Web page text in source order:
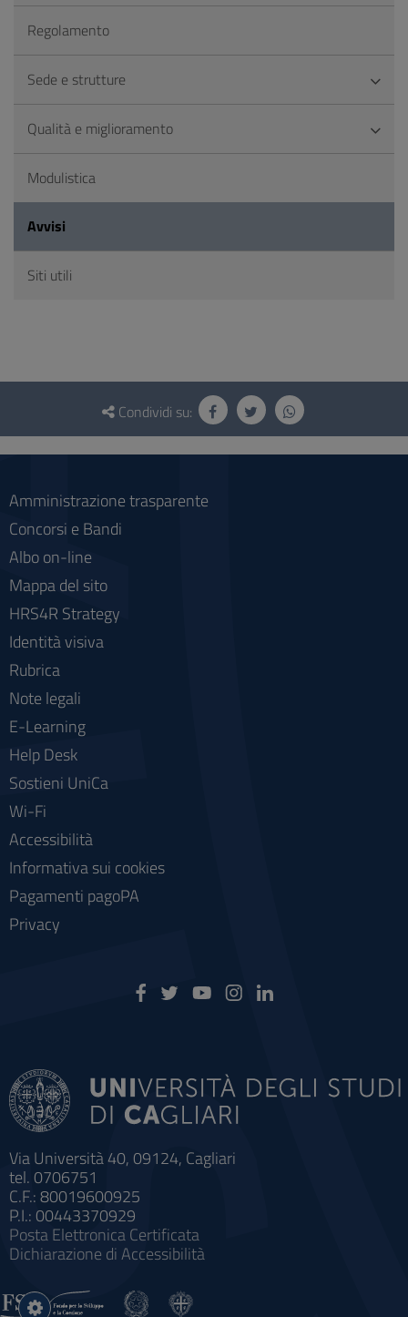
Regolamento
Sede e strutture
Qualità e miglioramento
Modulistica
Avvisi
Siti utili
Questionario
social
Condividi su:
Via Università 40, 09124, Cagliari
tel. 0706751
C.F.: 80019600925
P.I.: 00443370929
Posta Elettronica Certificata
Dichiarazione di Accessibilità
Amministrazione trasparente
Concorsi e Bandi
Albo on-line
Mappa del sito
HRS4R Strategy
Identità visiva
Rubrica
Note legali
E-Learning
Help Desk
Sostieni UniCa
Wi-Fi
Accessibilità
Informativa sui cookies
Pagamenti pagoPA
Privacy
Impostazioni